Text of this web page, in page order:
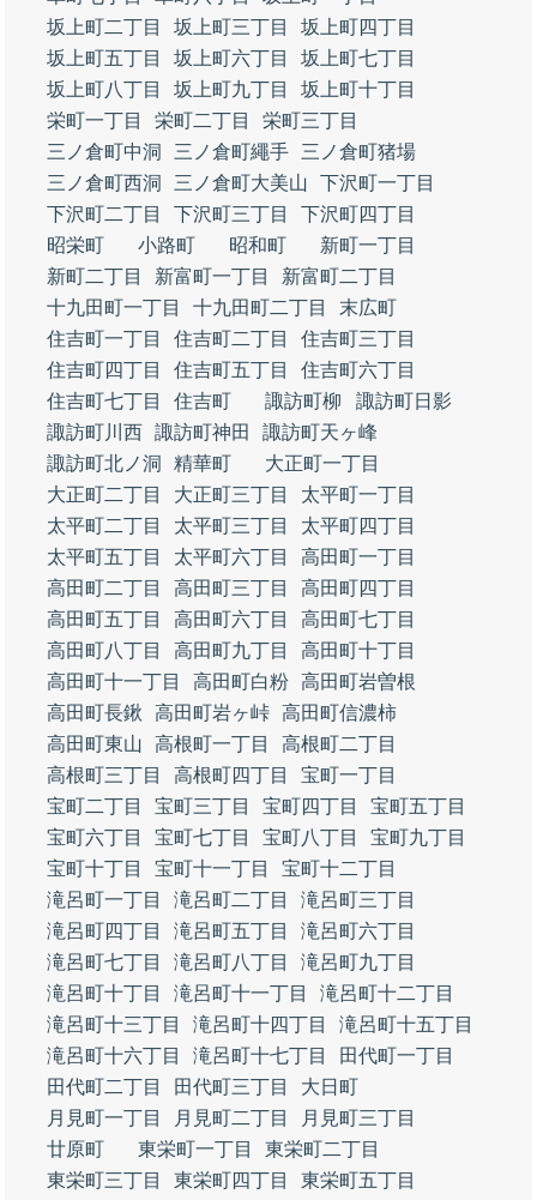
坂上町二丁目
坂上町三丁目
坂上町四丁目
坂上町五丁目
坂上町六丁目
坂上町七丁目
坂上町八丁目
坂上町九丁目
坂上町十丁目
栄町一丁目
栄町二丁目
栄町三丁目
三ノ倉町中洞
三ノ倉町繩手
三ノ倉町猪場
三ノ倉町西洞
三ノ倉町大美山
下沢町一丁目
下沢町二丁目
下沢町三丁目
下沢町四丁目
昭栄町
小路町 昭和町
新町一丁目
新町二丁目
新富町一丁目
新富町二丁目
十九田町一丁目
十九田町二丁目
末広町
住吉町一丁目
住吉町二丁目
住吉町三丁目
住吉町四丁目
住吉町五丁目
住吉町六丁目
住吉町七丁目
住吉町 諏訪町柳
諏訪町日影
諏訪町川西 諏訪町神田
諏訪町天ヶ峰
諏訪町北ノ洞
精華町
大正町一丁目
大正町二丁目
大正町三丁目
太平町一丁目
太平町二丁目
太平町三丁目
太平町四丁目
太平町五丁目
太平町六丁目
高田町一丁目
高田町二丁目
高田町三丁目
高田町四丁目
高田町五丁目
高田町六丁目
高田町七丁目
高田町八丁目
高田町九丁目
高田町十丁目
高田町十一丁目
高田町白粉 高田町岩曽根
高田町長鍬
高田町岩ヶ峠 高田町信濃柿
高田町東山
高根町一丁目
高根町二丁目
高根町三丁目
高根町四丁目
宝町一丁目
宝町二丁目
宝町三丁目 宝町四丁目
宝町五丁目
宝町六丁目
宝町七丁目 宝町八丁目
宝町九丁目
宝町十丁目
宝町十一丁目
宝町十二丁目
滝呂町一丁目
滝呂町二丁目
滝呂町三丁目
滝呂町四丁目
滝呂町五丁目
滝呂町六丁目
滝呂町七丁目
滝呂町八丁目
滝呂町九丁目
滝呂町十丁目
滝呂町十一丁目
滝呂町十二丁目
滝呂町十三丁目
滝呂町十四丁目
滝呂町十五丁目
滝呂町十六丁目
滝呂町十七丁目
田代町一丁目
田代町二丁目
田代町三丁目
大日町
月見町一丁目
月見町二丁目
月見町三丁目
廿原町
東栄町一丁目
東栄町二丁目
東栄町三丁目
東栄町四丁目
東栄町五丁目